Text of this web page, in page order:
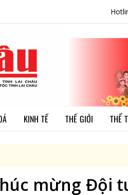
KINH TẾ THẾ GIỚI THỂ
mừng Đội